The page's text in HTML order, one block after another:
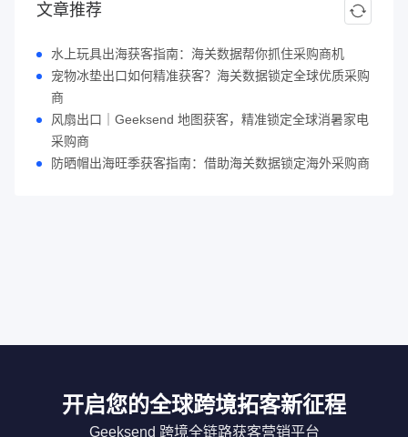
文章推荐
水上玩具出海获客指南：海关数据帮你抓住采购商机
宠物冰垫出口如何精准获客？海关数据锁定全球优质采购
商
风扇出口｜Geeksend 地图获客，精准锁定全球消暑家电
采购商
防晒帽出海旺季获客指南：借助海关数据锁定海外采购商
开启您的全球跨境拓客新征程
Geeksend 跨境全链路获客营销平台